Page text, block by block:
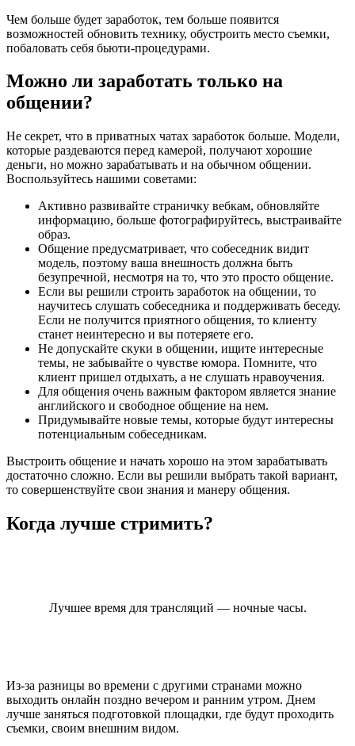
Чем больше будет заработок, тем больше появится
возможностей обновить технику, обустроить место съемки,
побаловать себя бьюти-процедурами.
Можно ли заработать только на
общении?
Не секрет, что в приватных чатах заработок больше. Модели,
которые раздеваются перед камерой, получают хорошие
деньги, но можно зарабатывать и на обычном общении.
Воспользуйтесь нашими советами:
Активно развивайте страничку вебкам, обновляйте
информацию, больше фотографируйтесь, выстраивайте
образ.
Общение предусматривает, что собеседник видит
модель, поэтому ваша внешность должна быть
безупречной, несмотря на то, что это просто общение.
Если вы решили строить заработок на общении, то
научитесь слушать собеседника и поддерживать беседу.
Если не получится приятного общения, то клиенту
станет неинтересно и вы потеряете его.
Не допускайте скуки в общении, ищите интересные
темы, не забывайте о чувстве юмора. Помните, что
клиент пришел отдыхать, а не слушать нравоучения.
Для общения очень важным фактором является знание
английского и свободное общение на нем.
Придумывайте новые темы, которые будут интересны
потенциальным собеседникам.
Выстроить общение и начать хорошо на этом зарабатывать
достаточно сложно. Если вы решили выбрать такой вариант,
то совершенствуйте свои знания и манеру общения.
Когда лучше стримить?
Лучшее время для трансляций — ночные часы.
Из-за разницы во времени с другими странами можно
выходить онлайн поздно вечером и ранним утром. Днем
лучше заняться подготовкой площадки, где будут проходить
съемки, своим внешним видом.